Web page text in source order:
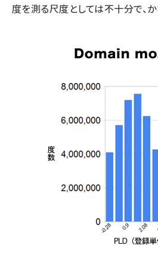
度を測る尺度としては不十分で、か